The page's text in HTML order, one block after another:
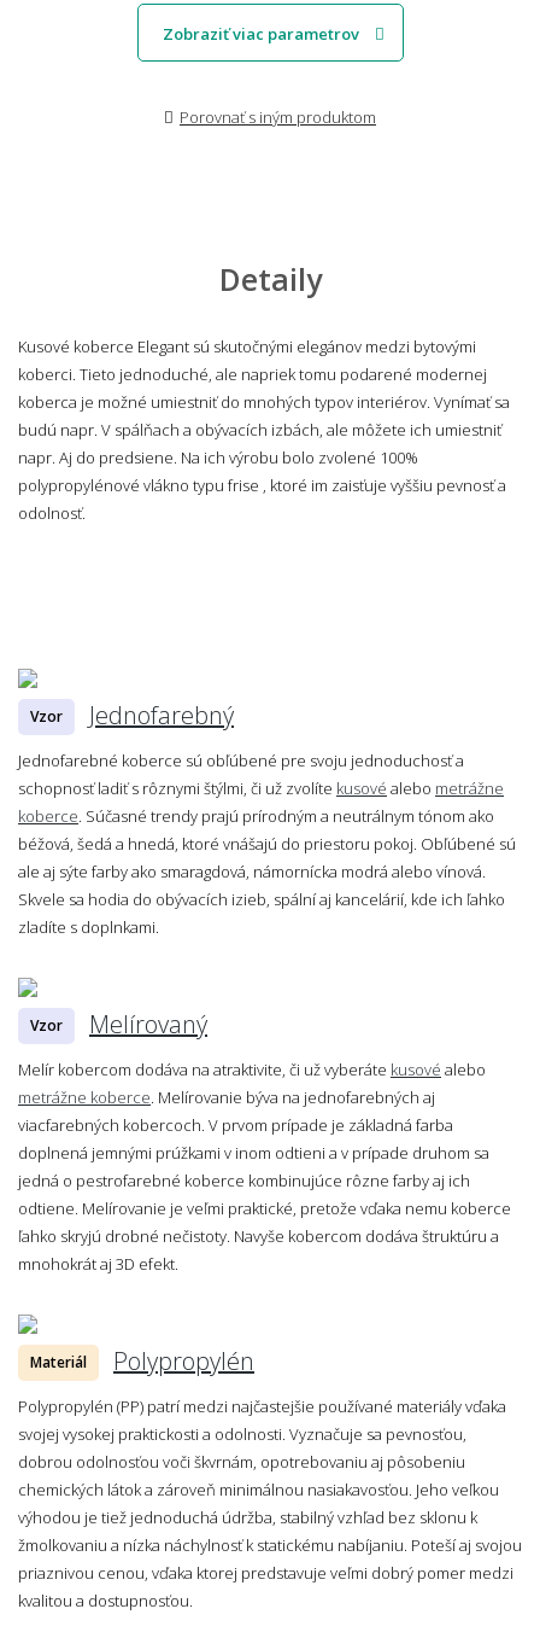
Zobraziť viac parametrov
Porovnať s iným produktom
Detaily
Kusové koberce Elegant sú skutočnými elegánov medzi bytovými
koberci. Tieto jednoduché, ale napriek tomu podarené modernej
koberca je možné umiestniť do mnohých typov interiérov. Vynímať sa
budú napr. V spálňach a obývacích izbách, ale môžete ich umiestniť
napr. Aj do predsiene. Na ich výrobu bolo zvolené 100%
polypropylénové vlákno typu frise , ktoré im zaisťuje vyššiu pevnosť a
odolnosť.
Vzor Jednofarebný
Jednofarebné koberce sú obľúbené pre svoju jednoduchosť a
schopnosť ladiť s rôznymi štýlmi, či už zvolíte kusové alebo metrážne
koberce . Súčasné trendy prajú prírodným a neutrálnym tónom ako
béžová, šedá a hnedá, ktoré vnášajú do priestoru pokoj. Obľúbené sú
ale aj sýte farby ako smaragdová, námornícka modrá alebo vínová.
Skvele sa hodia do obývacích izieb, spální aj kancelárií, kde ich ľahko
zladíte s doplnkami.
Vzor Melírovaný
Melír kobercom dodáva na atraktivite, či už vyberáte kusové alebo
metrážne koberce . Melírovanie býva na jednofarebných aj
viacfarebných kobercoch. V prvom prípade je základná farba
doplnená jemnými prúžkami v inom odtieni a v prípade druhom sa
jedná o pestrofarebné koberce kombinujúce rôzne farby aj ich
odtiene. Melírovanie je veľmi praktické, pretože vďaka nemu koberce
ľahko skryjú drobné nečistoty. Navyše kobercom dodáva štruktúru a
mnohokrát aj 3D efekt.
Materiál Polypropylén
Polypropylén (PP) patrí medzi najčastejšie používané materiály vďaka
svojej vysokej praktickosti a odolnosti. Vyznačuje sa pevnosťou,
dobrou odolnosťou voči škvrnám, opotrebovaniu aj pôsobeniu
chemických látok a zároveň minimálnou nasiakavosťou. Jeho veľkou
výhodou je tiež jednoduchá údržba, stabilný vzhľad bez sklonu k
žmolkovaniu a nízka náchylnosť k statickému nabíjaniu. Poteší aj svojou
priaznivou cenou, vďaka ktorej predstavuje veľmi dobrý pomer medzi
kvalitou a dostupnosťou.